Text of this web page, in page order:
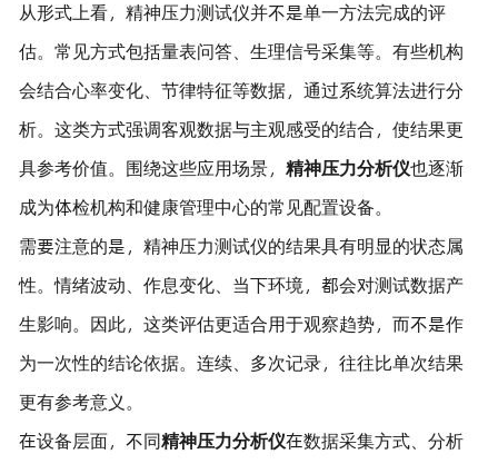
从形式上看，精神压力测试仪并不是单一方法完成的评
估。常见方式包括量表问答、生理信号采集等。有些机构
会结合心率变化、节律特征等数据，通过系统算法进行分
析。这类方式强调客观数据与主观感受的结合，使结果更
具参考价值。围绕这些应用场景， 精神压力分析仪也逐渐
成为体检机构和健康管理中心的常见配置设备。
需要注意的是，精神压力测试仪的结果具有明显的状态属
性。情绪波动、作息变化、当下环境，都会对测试数据产
生影响。因此，这类评估更适合用于观察趋势，而不是作
为一次性的结论依据。连续、多次记录，往往比单次结果
更有参考意义。
在设备层面，不同精神压力分析仪在数据采集方式、分析